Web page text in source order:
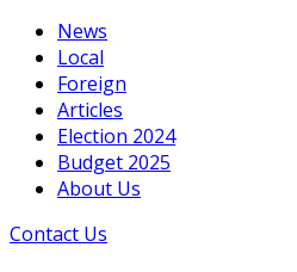
News
Local
Foreign
Articles
Election 2024
Budget 2025
About Us
Contact Us